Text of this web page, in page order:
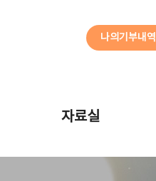
나의기부내역
자료실